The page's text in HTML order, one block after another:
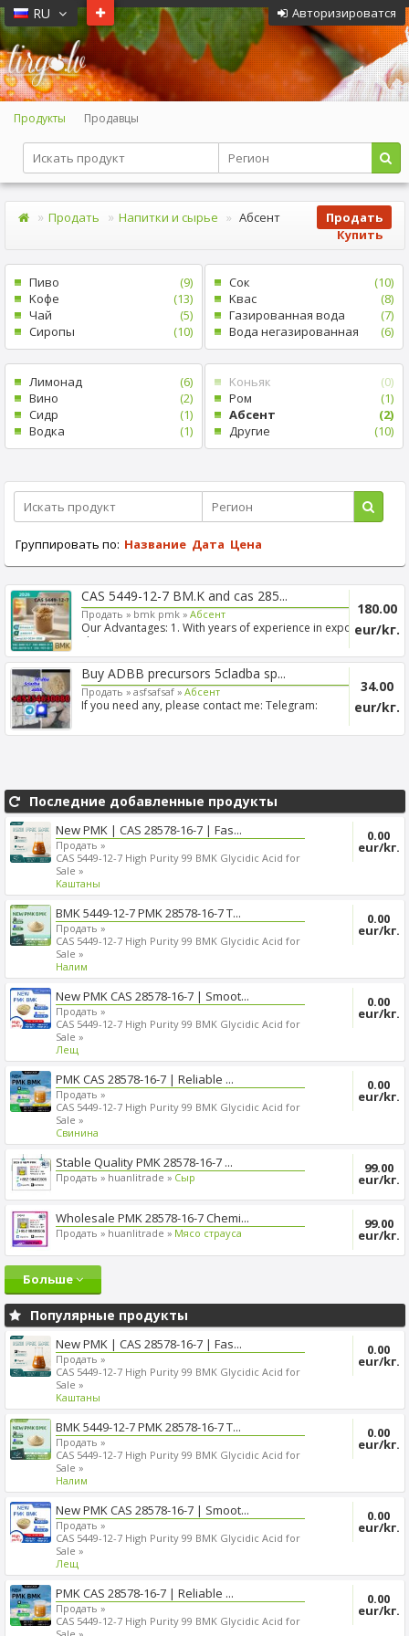
Авторизироватся
RU
Продукты Продавцы
Продать Hапитки и сырье Абсент
Продать
Купить
Пиво
(9)
Kофе
(13)
Чай
(5)
Сиропы
(10)
Cок
(10)
Kвас
(8)
Газированная вода
(7)
Bода негазированная
(6)
Лимонад
(6)
Bино
(2)
Cидр
(1)
Bодка
(1)
Kоньяк
(0)
Ром
(1)
Абсент
(2)
Другие
(10)
Группировать по: Название Дата Цена
CAS 5449-12-7 BM.K and cas 285...
Продать » bmk pmk » Абсент
Our Advantages: 1. With years of experience in export
shippi...
180.00
eur/kг.
Buy ADBB precursors 5cladba sp...
Продать » asfsafsaf » Абсент
If you need any, please contact me: Telegram:
34.00
eur/kг.
Последние добавленные продукты
New PMK | CAS 28578-16-7 | Fas...
Продать »
CAS 5449-12-7 High Purity 99 BMK Glycidic Acid for
Sale »
Kаштаны
0.00
eur/kг.
BMK 5449-12-7 PMK 28578-16-7 T...
Продать »
CAS 5449-12-7 High Purity 99 BMK Glycidic Acid for
Sale »
Налим
0.00
eur/kг.
New PMK CAS 28578-16-7 | Smoot...
Продать »
CAS 5449-12-7 High Purity 99 BMK Glycidic Acid for
Sale »
Лещ
0.00
eur/kг.
PMK CAS 28578-16-7 | Reliable ...
Продать »
CAS 5449-12-7 High Purity 99 BMK Glycidic Acid for
Sale »
Cвинина
0.00
eur/kг.
Stable Quality PMK 28578-16-7 ...
Продать » huanlitrade » Сыр
99.00
eur/kг.
Wholesale PMK 28578-16-7 Chemi...
Продать » huanlitrade » Mясо страуса
99.00
eur/kг.
Больше
Популярные продукты
New PMK | CAS 28578-16-7 | Fas...
Продать »
CAS 5449-12-7 High Purity 99 BMK Glycidic Acid for
Sale »
Kаштаны
0.00
eur/kг.
BMK 5449-12-7 PMK 28578-16-7 T...
Продать »
CAS 5449-12-7 High Purity 99 BMK Glycidic Acid for
Sale »
Налим
0.00
eur/kг.
New PMK CAS 28578-16-7 | Smoot...
Продать »
CAS 5449-12-7 High Purity 99 BMK Glycidic Acid for
Sale »
Лещ
0.00
eur/kг.
PMK CAS 28578-16-7 | Reliable ...
Продать »
CAS 5449-12-7 High Purity 99 BMK Glycidic Acid for
0.00
eur/kг.